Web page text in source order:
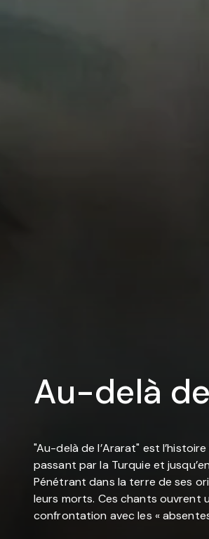
Au-delà
"Au-delà de l’Ararat" est
passant par la Turquie et
Pénétrant dans la terre de ses
leurs morts. Ces chants ouvrent
confrontation avec les «